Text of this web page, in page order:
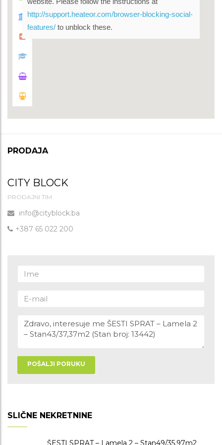
PRODAJA
CITY BLOCK
PRODAJNI TIM
info@cityblock.ba
+387 65 022 200
POŠALJI PORUKU
SLIČNE NEKRETNINE
ŠESTI SPRAT – Lamela 2 – Stan49/35,97m2
http://support.heateor.com/browser-blocking-social-
features/to unblock these.